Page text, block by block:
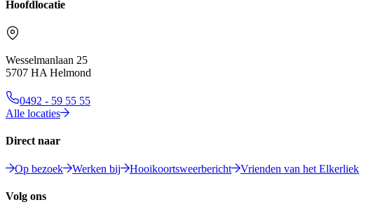
Hoofdlocatie
Wesselmanlaan 25
5707 HA Helmond
0492 - 59 55 55
Alle locaties
Direct naar
Op bezoek Werken bij Hooikoortsweerbericht Vrienden van het Elkerliek
Volg ons